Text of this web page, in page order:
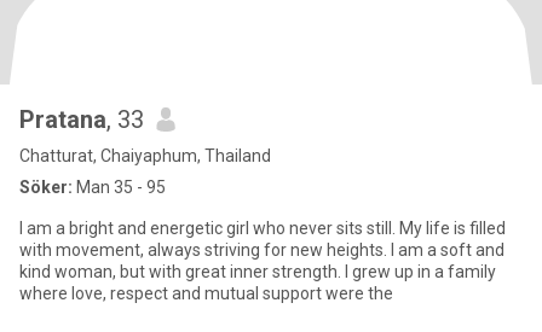
Pratana, 33
Chatturat, Chaiyaphum, Thailand
Söker: Man 35 - 95
I am a bright and energetic girl who never sits still. My life is filled
with movement, always striving for new heights. I am a soft and
kind woman, but with great inner strength. I grew up in a family
where love, respect and mutual support were the